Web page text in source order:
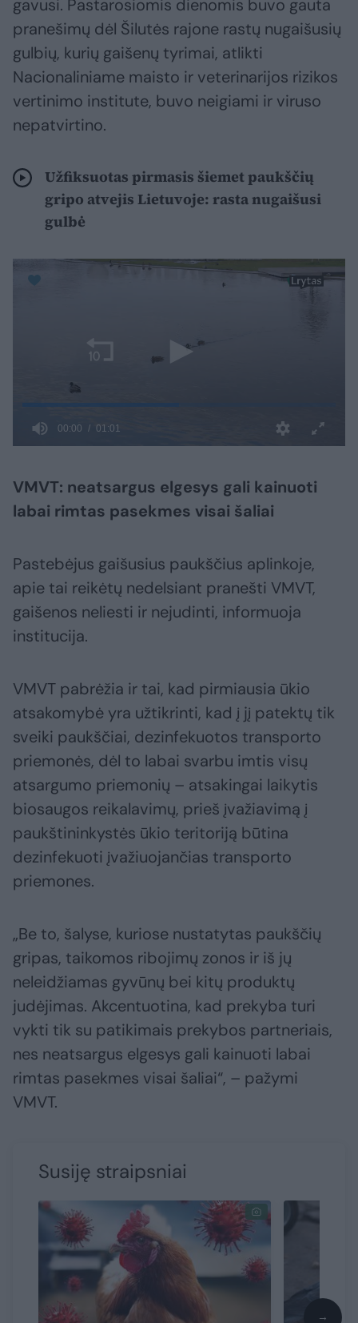
gavusi. Pastarosiomis dienomis buvo gauta
pranešimų dėl Šilutės rajone rastų nugaišusių
gulbių, kurių gaišenų tyrimai, atlikti
Nacionaliniame maisto ir veterinarijos rizikos
vertinimo institute, buvo neigiami ir viruso
nepatvirtino.
Užfiksuotas pirmasis šiemet paukščių
gripo atvejis Lietuvoje: rasta nugaišusi
gulbė
VMVT: neatsargus elgesys gali kainuoti
labai rimtas pasekmes visai šaliai
Pastebėjus gaišusius paukščius aplinkoje,
apie tai reikėtų nedelsiant pranešti VMVT,
gaišenos neliesti ir nejudinti, informuoja
institucija.
VMVT pabrėžia ir tai, kad pirmiausia ūkio
atsakomybė yra užtikrinti, kad į jį patektų tik
sveiki paukščiai, dezinfekuotos transporto
priemonės, dėl to labai svarbu imtis visų
atsargumo priemonių – atsakingai laikytis
biosaugos reikalavimų, prieš įvažiavimą į
paukštininkystės ūkio teritoriją būtina
dezinfekuoti įvažiuojančias transporto
priemones.
„Be to, šalyse, kuriose nustatytas paukščių
gripas, taikomos ribojimų zonos ir iš jų
neleidžiamas gyvūnų bei kitų produktų
judėjimas. Akcentuotina, kad prekyba turi
vykti tik su patikimais prekybos partneriais,
nes neatsargus elgesys gali kainuoti labai
rimtas pasekmes visai šaliai“, – pažymi
VMVT.
Susiję straipsniai
→